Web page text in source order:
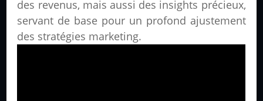
des revenus, mais aussi des insights précieux,
servant de base pour un profond ajustement
des stratégies marketing.